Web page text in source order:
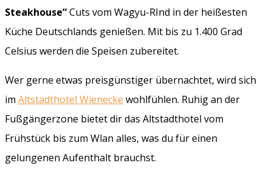
Steakhouse“Cuts vom Wagyu-RInd in der heißesten
Küche Deutschlands genießen. Mit bis zu 1.400 Grad
Celsius werden die Speisen zubereitet.
Wer gerne etwas preisgünstiger übernachtet, wird sich
im Altstadthotel Wienecke wohlfühlen. Ruhig an der
Fußgängerzone bietet dir das Altstadthotel vom
Frühstück bis zum Wlan alles, was du für einen
gelungenen Aufenthalt brauchst.